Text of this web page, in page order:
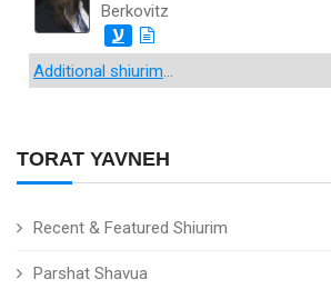
TORAT YAVNEH
Recent & Featured Shiurim
Parshat Shavua
Berkovitz
ע
Additional shiurim...